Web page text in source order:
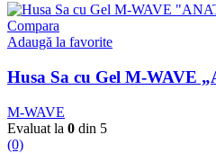
Compara
Adaugă la favorite
Husa Sa cu Gel M-WAVE
M-WAVE
Evaluat la 0 din 5
(0)